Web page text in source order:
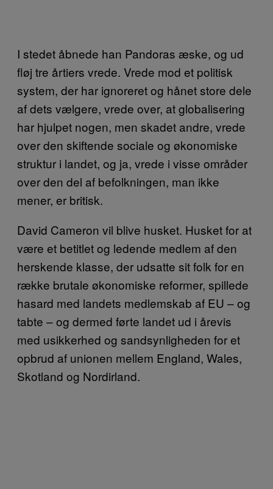
I stedet åbnede han Pandoras æske, og ud
fløj tre årtiers vrede. Vrede mod et politisk
system, der har ignoreret og hånet store dele
af dets vælgere, vrede over, at globalisering
har hjulpet nogen, men skadet andre, vrede
over den skiftende sociale og økonomiske
struktur i landet, og ja, vrede i visse områder
over den del af befolkningen, man ikke
mener, er britisk.
David Cameron vil blive husket. Husket for at
være et betitlet og ledende medlem af den
herskende klasse, der udsatte sit folk for en
række brutale økonomiske reformer, spillede
hasard med landets medlemskab af EU – og
tabte – og dermed førte landet ud i årevis
med usikkerhed og sandsynligheden for et
opbrud af unionen mellem England, Wales,
Skotland og Nordirland.